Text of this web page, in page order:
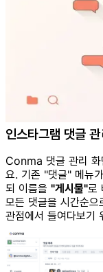
인스타그램 댓글
Conma 댓글 관리 화
요. 기존 "댓글" 메뉴
되 이름을 "게시물"로
모든 댓글을 시간순
관점에서 들여다보기